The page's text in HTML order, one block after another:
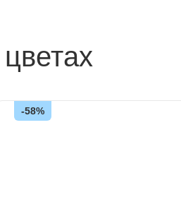
-58%